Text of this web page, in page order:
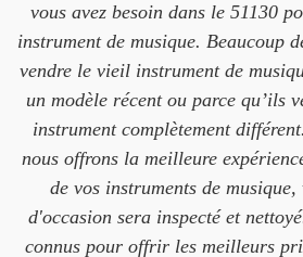
vous avez besoin dans le 51130
instrument de musique. Beaucoup
vendre le vieil instrument de
un modèle récent ou parce qu’ils
instrument complètement
nous offrons la meilleure
de vos instruments de
d'occasion sera inspecté et
connus pour offrir les meilleurs